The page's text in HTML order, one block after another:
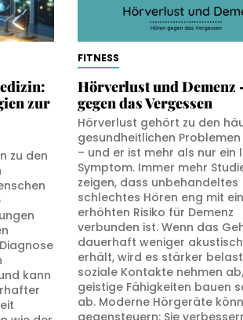
zur
zu den
kann
FITNESS
Hörverlust und Demenz
gegen das Vergessen
Hörverlust gehört zu den
gesundheitlichen
– und er ist mehr als nur ein
Symptom. Immer mehr
zeigen, dass unbehandeltes
schlechtes Hören eng mit
erhöhten Risiko für Demenz
verbunden ist. Wenn das
dauerhaft weniger
erhält, wird es stärker
soziale Kontakte nehmen
geistige Fähigkeiten bauen
ab. Moderne Hörgeräte